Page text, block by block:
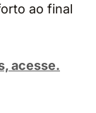
ao final
acesse.